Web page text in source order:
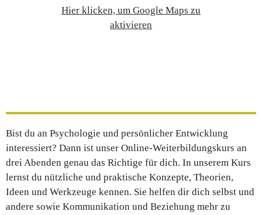
Hier klicken, um Google Maps zu
aktivieren
Bist du an Psychologie und persönlicher Entwicklung
interessiert? Dann ist unser Online-Weiterbildungskurs an
drei Abenden genau das Richtige für dich. In unserem Kurs
lernst du nützliche und praktische Konzepte, Theorien,
Ideen und Werkzeuge kennen. Sie helfen dir dich selbst und
andere sowie Kommunikation und Beziehung mehr zu